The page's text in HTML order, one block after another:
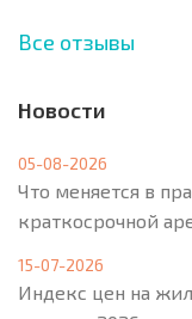
Все отзывы
Новости
05-08-2026
Что меняется в
краткосрочной
15-07-2026
Индекс цен на